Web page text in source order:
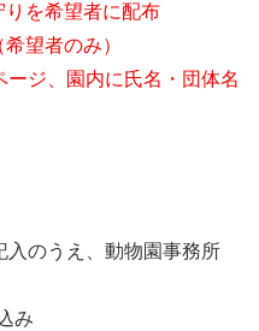
を希望者に配布
望者のみ）
ジ、園内に氏名・団体名
入のうえ、動物園事務所
み